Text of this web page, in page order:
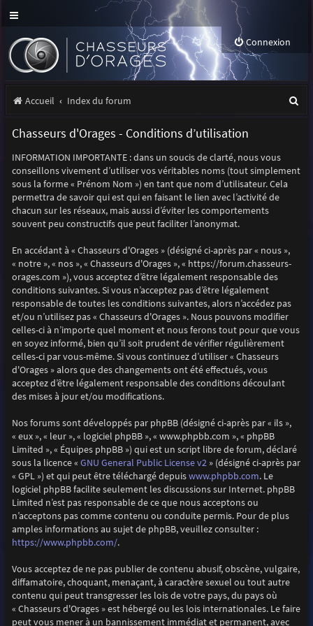
Connexion
Accueil Index du forum
Chasseurs d'Orages - Conditions d’utilisation
INFORMATION IMPORTANTE : dans un soucis de clarté, nous vous
conseillons vivement d’utiliser vos véritables noms (tout simplement
sous la forme « Prénom Nom ») en tant que nom d’utilisateur. Cela
permettra de savoir qui est qui en faisant le lien avec l’activité de
chacun sur les réseaux, mais aussi d’éviter les comportements
souvent peu constructifs que peut faciliter l’anonymat.
En accédant à « Chasseurs d'Orages » (désigné ci-après par « nous »,
« notre », « nos », « Chasseurs d'Orages », « https://forum.chasseurs-
orages.com »), vous acceptez d’être légalement responsable des
conditions suivantes. Si vous n’acceptez pas d’être légalement
responsable de toutes les conditions suivantes, alors n’accédez pas
et/ou n’utilisez pas « Chasseurs d'Orages ». Nous pouvons modifier
celles-ci à n’importe quel moment et nous ferons tout pour que vous
en soyez informé, bien qu’il soit prudent de vérifier régulièrement
celles-ci par vous-même. Si vous continuez d’utiliser « Chasseurs
d'Orages » alors que des changements ont été effectués, vous
acceptez d’être légalement responsable des conditions découlant
des mises à jour et/ou modifications.
Nos forums sont développés par phpBB (désigné ci-après par « ils »,
« eux », « leur », « logiciel phpBB », « www.phpbb.com », « phpBB
Limited », « Équipes phpBB ») qui est un script libre de forum, déclaré
sous la licence « GNU General Public License v2» (désigné ci-après par
« GPL ») et qui peut être téléchargé depuiswww.phpbb.com. Le
logiciel phpBB facilite seulement les discussions sur Internet. phpBB
Limited n’est pas responsable de ce que nous acceptons ou
n’acceptons pas comme contenu ou conduite permis. Pour de plus
amples informations au sujet de phpBB, veuillez consulter :
https://www.phpbb.com/.
Vous acceptez de ne pas publier de contenu abusif, obscène, vulgaire,
diffamatoire, choquant, menaçant, à caractère sexuel ou tout autre
contenu qui peut transgresser les lois de votre pays, du pays où
« Chasseurs d'Orages » est hébergé ou les lois internationales. Le faire
peut vous mener à un bannissement immédiat et permanent, avec